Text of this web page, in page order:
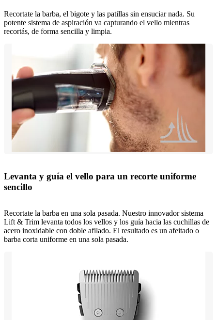
Recortate la barba, el bigote y las patillas sin ensuciar nada. Su
potente sistema de aspiración va capturando el vello mientras
recortás, de forma sencilla y limpia.
Levanta y guía el vello para un recorte uniforme
sencillo
Recortate la barba en una sola pasada. Nuestro innovador sistema
Lift & Trim levanta todos los vellos y los guía hacia las cuchillas de
acero inoxidable con doble afilado. El resultado es un afeitado o
barba corta uniforme en una sola pasada.